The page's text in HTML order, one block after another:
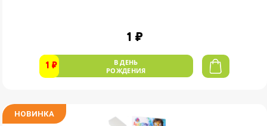
1 ₽
1 ₽
В ДЕНЬ
РОЖДЕНИЯ
НОВИНКА